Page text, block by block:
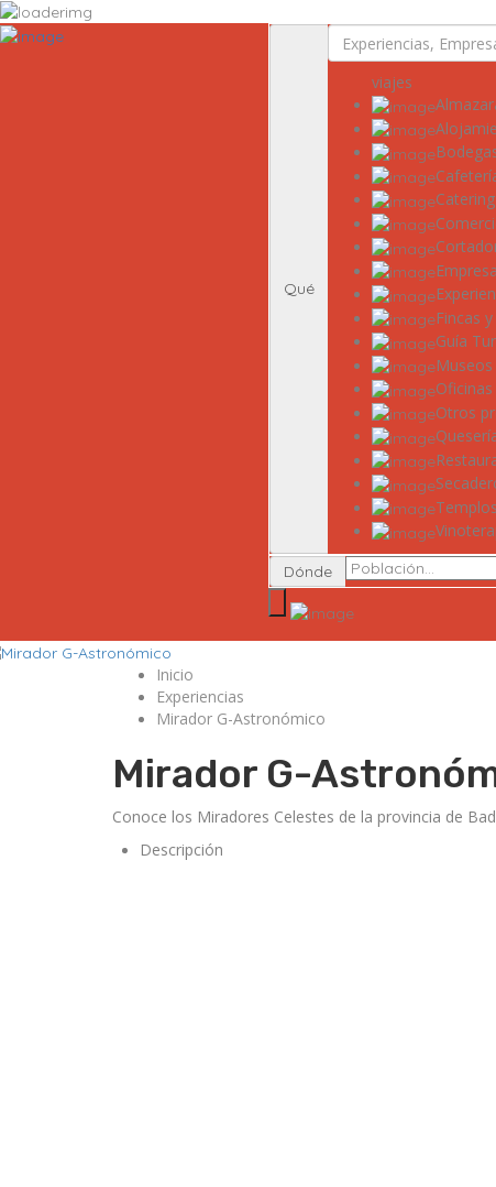
Rutas
Ruta del Aceite de Extremadura
Ruta del Ibérico Dehesa de Extremadura
Ruta del Vino y Cava Ribera del Guadiana
Qué
viajes
Catering
Fincas
Guía
Otros
Dónde
Inicio
Experiencias
Mirador G-Astronómico
Mirador G-
Conoce los Miradores Celestes de la provincia de
Descripción